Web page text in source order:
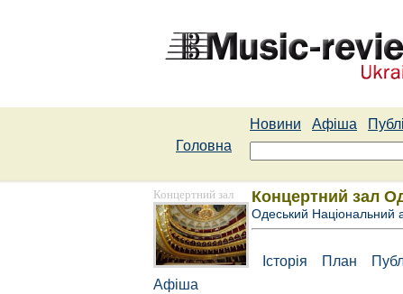
Новини Афіша
Головна
Концертний зал
Афіша
Концертний зал
Одеський Національний
Історія План